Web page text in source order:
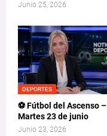
Junio 25, 2026
DEPORTES
⚽ Fútbol del Ascenso –
Martes 23 de junio
Junio 23, 2026